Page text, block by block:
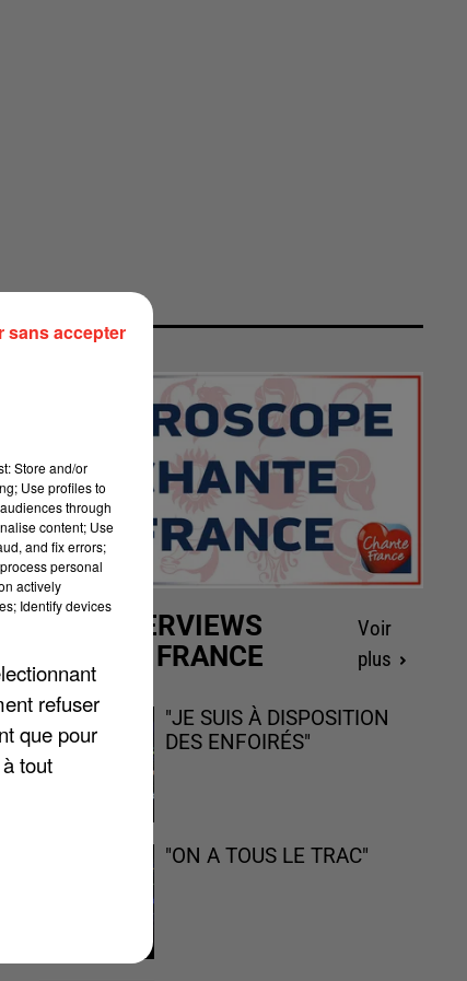
LES INTERVIEWS
CHANTE FRANCE
Voir
plus
"JE SUIS À DISPOSITION
DES ENFOIRÉS"
"ON A TOUS LE TRAC"
Store and/or
Use profiles to
through
content; Use
and fix errors;
personal
actively
Identify devices
refuser
que pour
tout
sans accepter